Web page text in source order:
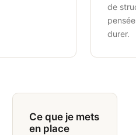
de
durer.
Ce que je mets
en place